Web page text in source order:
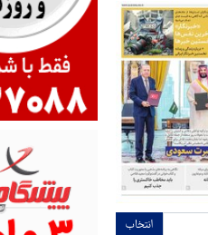
انتخاب